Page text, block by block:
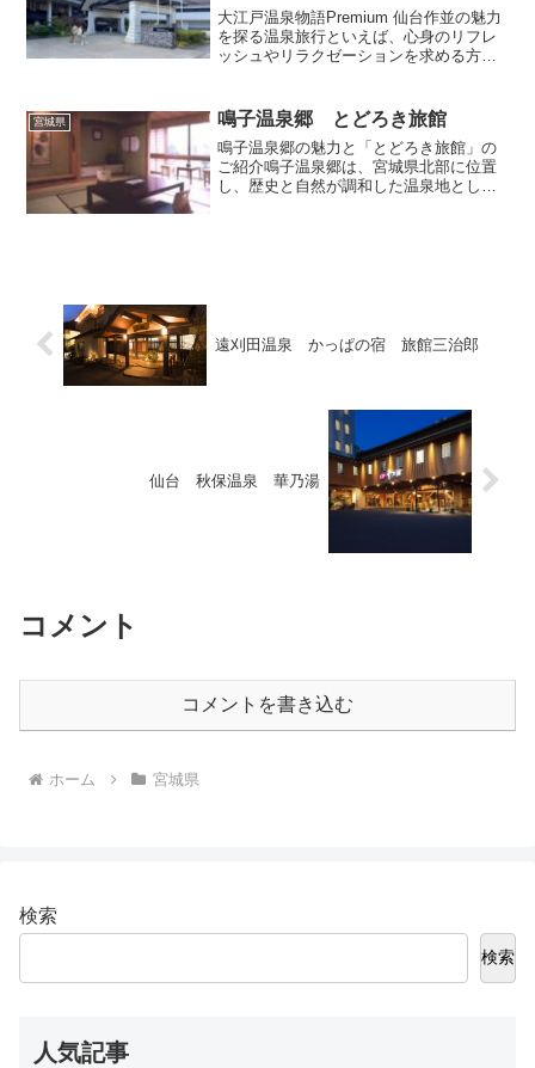
大江戸温泉物語Premium 仙台作並の魅力
を探る温泉旅行といえば、心身のリフレ
ッシュやリラクゼーションを求める方々
Premium 仙台作並」です。この施設は、
宮城県仙台市...
宮城県 鳴子温泉郷 とどろき旅館
鳴子温泉郷の魅力と「とどろき旅館」の
ご紹介鳴子温泉郷は、宮城県北部に位置
し、歴史と自然が調和した温泉地として
遠刈田温泉 かっぱの宿 旅館三治郎
仙台 秋保温泉 華乃湯
コメント
コメントを書き込む
ホーム 宮城県
検索
検索
人気記事